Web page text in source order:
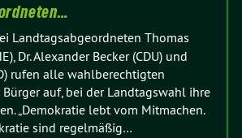
Landtagsabgeordneten Thomas
Dr. Alexander Becker (CDU) und
rufen alle wahlberechtigten
auf, bei der Landtagswahl ihre
„Demokratie lebt vom Mitmachen.
sind regelmäßig…